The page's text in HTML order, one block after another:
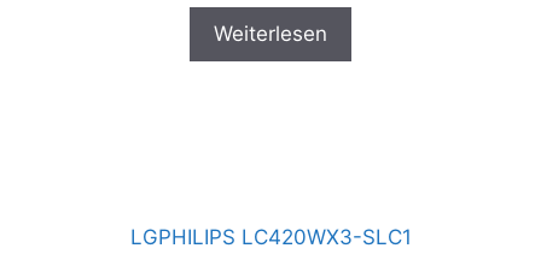
Weiterlesen
LGPHILIPS LC420WX3-SLC1